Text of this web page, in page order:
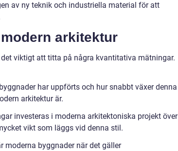
av ny teknik och industriella material för att
arkitektur
viktigt att titta på några kvantitativa mätningar.
har uppförts och hur snabbt växer denna
arkitektur är.
investeras i moderna arkitektoniska projekt över
vikt som läggs vid denna stil.
moderna byggnader när det gäller